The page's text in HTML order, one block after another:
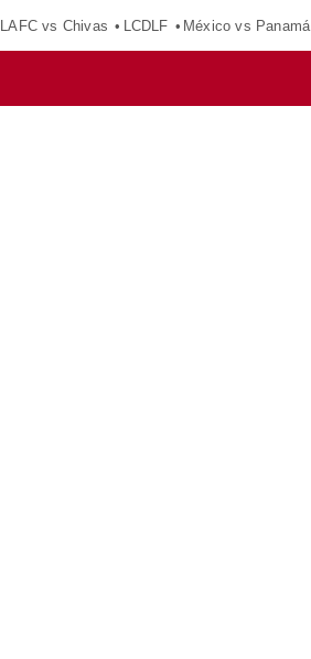
LAFC vs Chivas LCDLF México vs Panamá